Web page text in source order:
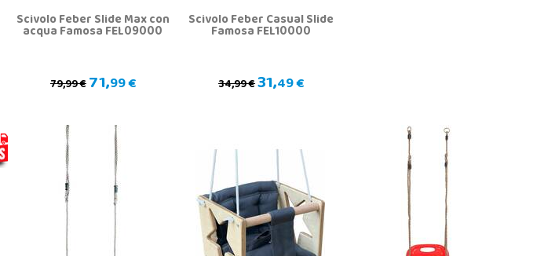
Scivolo Feber Slide Max con
acqua Famosa FEL09000
79,99 €71,99 €
Scivolo Feber Casual Slide
Famosa FEL10000
34,99 €31,49 €